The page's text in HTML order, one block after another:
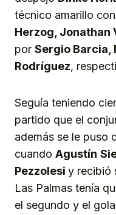
técnico amarillo
Herzog, Jonathan
por Sergio Barcia,
Rodríguez,
Seguía teniendo
partido que el
además se le puso
cuando Agustín
Pezzolesi y recibió
Las Palmas tenía
el segundo y el